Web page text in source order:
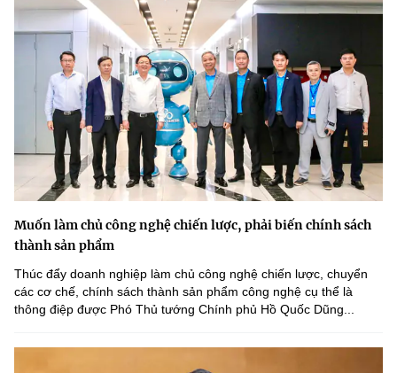
Muốn làm chủ công nghệ chiến lược, phải biến chính sách
thành sản phẩm
Thúc đẩy doanh nghiệp làm chủ công nghệ chiến lược, chuyển
các cơ chế, chính sách thành sản phẩm công nghệ cụ thể là
thông điệp được Phó Thủ tướng Chính phủ Hồ Quốc Dũng...